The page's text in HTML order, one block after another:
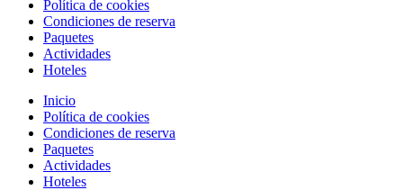
Política de cookies
Condiciones de reserva
Paquetes
Actividades
Hoteles
Inicio
Política de cookies
Condiciones de reserva
Paquetes
Actividades
Hoteles